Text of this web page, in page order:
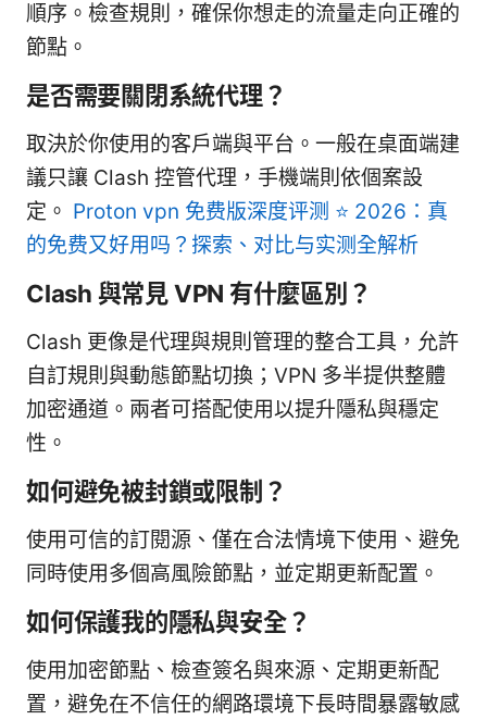
順序。檢查規則，確保你想走的流量走向正確的
節點。
是否需要關閉系統代理？
取決於你使用的客戶端與平台。一般在桌面端建
議只讓 Clash 控管代理，手機端則依個案設
定。 Proton vpn 免费版深度评测 ⭐ 2026：真
的免费又好用吗？探索、对比与实测全解析
Clash 與常見 VPN 有什麼區別？
Clash 更像是代理與規則管理的整合工具，允許
自訂規則與動態節點切換；VPN 多半提供整體
加密通道。兩者可搭配使用以提升隱私與穩定
性。
如何避免被封鎖或限制？
使用可信的訂閱源、僅在合法情境下使用、避免
同時使用多個高風險節點，並定期更新配置。
如何保護我的隱私與安全？
使用加密節點、檢查簽名與來源、定期更新配
置，避免在不信任的網路環境下長時間暴露敏感